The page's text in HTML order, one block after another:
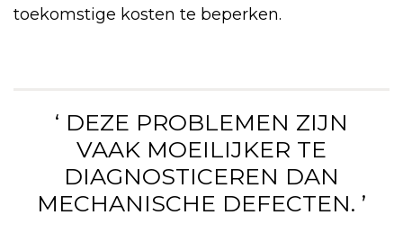
toekomstige kosten te beperken.
‘ DEZE PROBLEMEN ZIJN
VAAK MOEILIJKER TE
DIAGNOSTICEREN DAN
MECHANISCHE DEFECTEN. ’